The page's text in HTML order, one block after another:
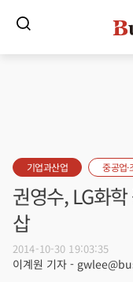
기업과산업 중공업·
권영수, LG화
삽
2014-10-30 19:03:35
이계원 기자 -